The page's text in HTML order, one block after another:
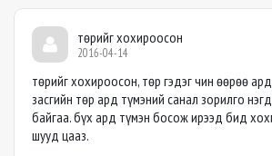
төрийг хохироосон
2016-04-14
төрийг хохироосон, төр гэдэг чин өөрөө
засгийн төр ард түмэний санал зорилго
байгаа. бүх ард түмэн босож ирээд бид
шууд цааз.